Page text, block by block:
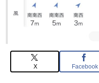
X Facebook